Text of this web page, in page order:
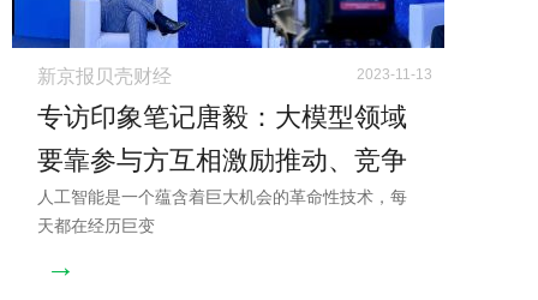
新京报贝壳财经 2023-11-13
专访印象笔记唐毅：大模型领域
要靠参与方互相激励推动、竞争
联合
人工智能是一个蕴含着巨大机会的革命性技术，每
天都在经历巨变
→